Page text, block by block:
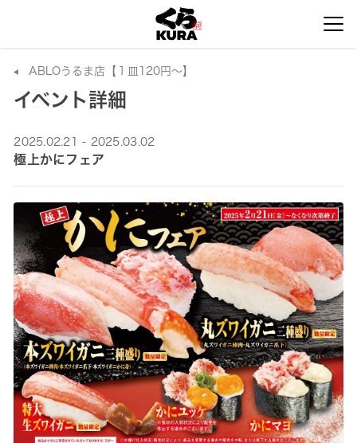
ABLOうるま店【１皿120円～】
イベント詳細
2025.02.21 - 2025.03.02
極上かにフェア